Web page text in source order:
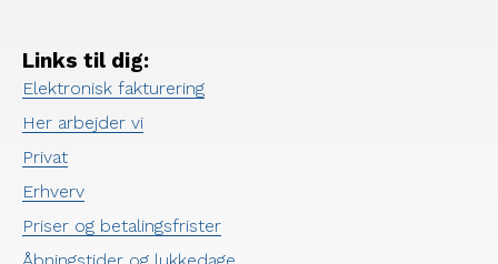
Links til dig:
Elektronisk fakturering
Her arbejder vi
Privat
Erhverv
Priser og betalingsfrister
Åbningstider og lukkedage